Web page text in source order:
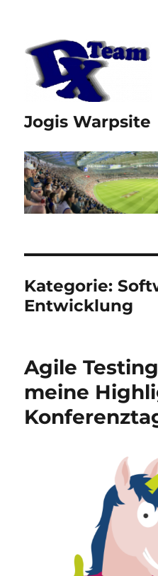
Jogis Warpsite
Kategorie:
Entwicklung
Agile
meine